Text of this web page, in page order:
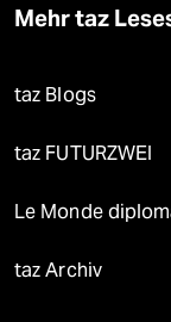
Mehr taz
taz Blogs
taz FUTURZWEI
Le Monde
taz Archiv